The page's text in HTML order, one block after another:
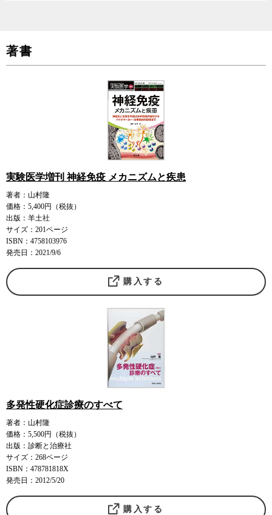
著書
実験医学増刊 神経免疫 メカニズムと疾患
著者：山村隆
価格：5,400円（税抜）
出版：羊土社
サイズ：201ページ
ISBN：4758103976
発売日：2021/9/6
購入する
多発性硬化症診療のすべて
著者：山村隆
価格：5,500円（税抜）
出版：診断と治療社
サイズ：268ページ
ISBN：478781818X
発売日：2012/5/20
購入する